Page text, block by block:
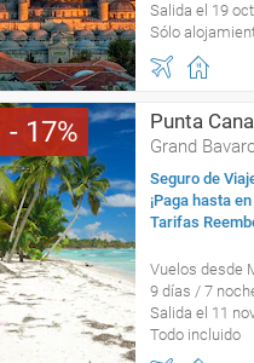
Salida el 19
Sólo
17 Punta Cana
Grand
Seguro de
¡Paga hasta
Tarifas
Vuelos desde
9 días / 7
Salida el 11
Todo incluido